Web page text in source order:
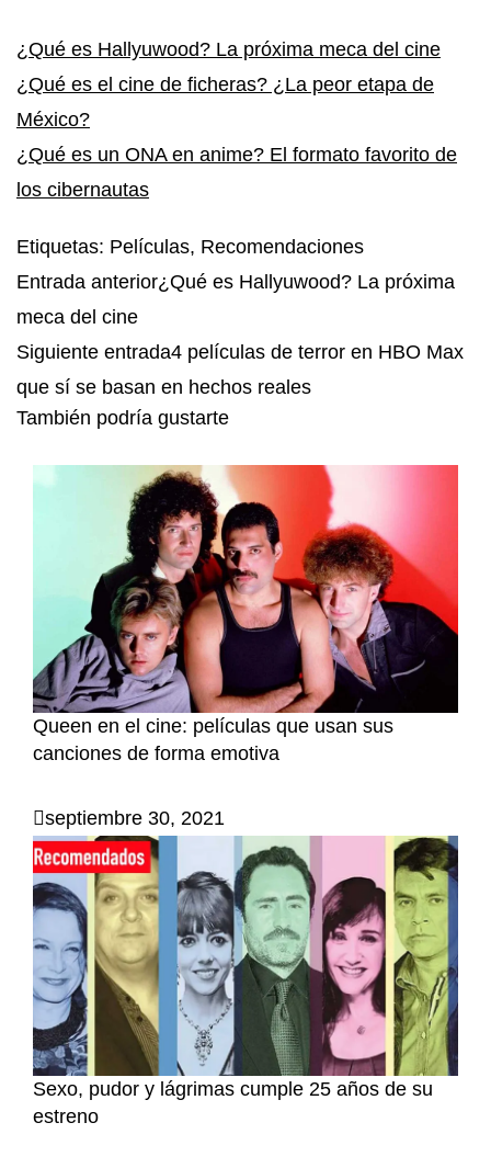
¿Qué es Hallyuwood? La próxima meca del cine
¿Qué es el cine de ficheras? ¿La peor etapa de
México?
¿Qué es un ONA en anime? El formato favorito de
los cibernautas
Etiquetas: Películas, Recomendaciones
Entrada anterior¿Qué es Hallyuwood? La próxima
meca del cine
Siguiente entrada4 películas de terror en HBO Max
que sí se basan en hechos reales
También podría gustarte
Queen en el cine: películas que usan sus
canciones de forma emotiva
septiembre 30, 2021
Sexo, pudor y lágrimas cumple 25 años de su
estreno